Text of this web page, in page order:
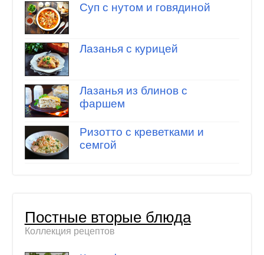
Суп с нутом и говядиной
Лазанья с курицей
Лазанья из блинов с
фаршем
Ризотто с креветками и
семгой
Постные вторые блюда
Коллекция рецептов